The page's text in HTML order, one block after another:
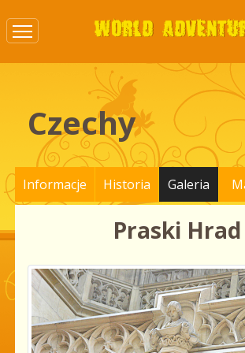
Czechy
Informacje Historia Galeria
Praski Hrad